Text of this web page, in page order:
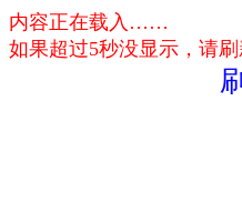
内容正在载入……
如果超过5秒没显示，请